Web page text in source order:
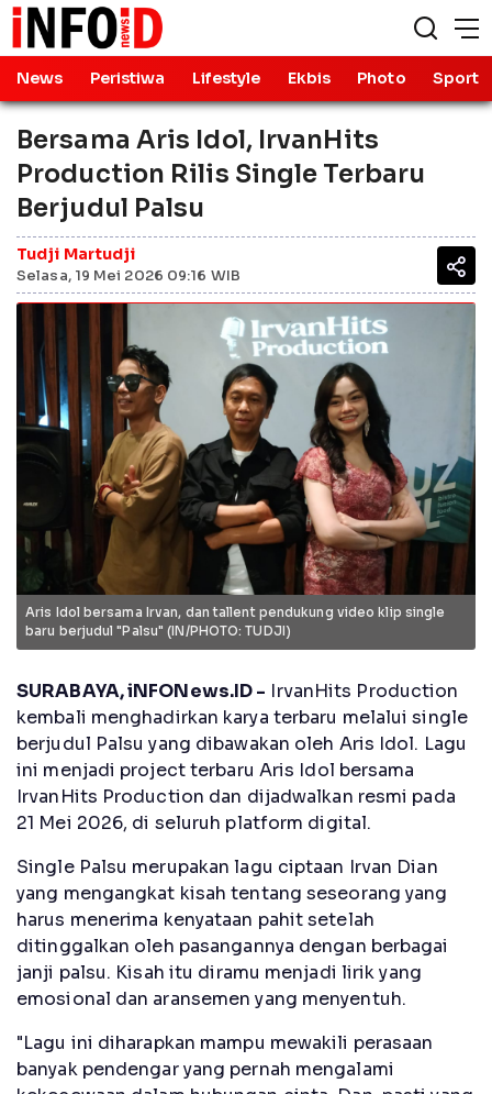
News Peristiwa Lifestyle Ekbis Photo Sport
Bersama Aris Idol, IrvanHits
Production Rilis Single Terbaru
Berjudul Palsu
Tudji Martudji
Selasa, 19 Mei 2026 09:16 WIB
Aris Idol bersama Irvan, dan tallent pendukung video klip single
baru berjudul "Palsu" (IN/PHOTO: TUDJI)
SURABAYA, iNFONews.ID - IrvanHits Production
kembali menghadirkan karya terbaru melalui single
berjudul Palsu yang dibawakan oleh Aris Idol. Lagu
ini menjadi project terbaru Aris Idol bersama
IrvanHits Production dan dijadwalkan resmi pada
21 Mei 2026, di seluruh platform digital.
Single Palsu merupakan lagu ciptaan Irvan Dian
yang mengangkat kisah tentang seseorang yang
harus menerima kenyataan pahit setelah
ditinggalkan oleh pasangannya dengan berbagai
janji palsu. Kisah itu diramu menjadi lirik yang
emosional dan aransemen yang menyentuh.
"Lagu ini diharapkan mampu mewakili perasaan
banyak pendengar yang pernah mengalami